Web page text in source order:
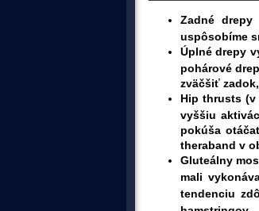
Zadné
uspôsobíme
Úplné drepy
pohárové
zväčšiť
Hip thrusts
vyššiu
pokúša
theraband v
Gluteálny
mali
tendenciu